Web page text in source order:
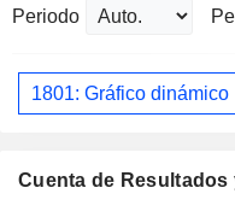
Periodo
1801: Gráfico dinámico
Cuenta de